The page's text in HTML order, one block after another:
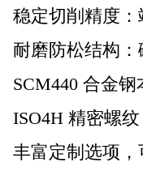
稳定切削精度：
耐磨防松结构
SCM440 合金
ISO4H 精密螺
丰富定制选项